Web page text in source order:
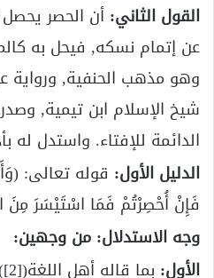
القول الثاني: أن الحصر
عن إتمام نسكه, فيحل به
وهو مذهب الحنفية, ورواية
شيخ الإسلام ابن تيمية,
الدائمة للإفتاء. واستدل له
الدليل الأول: قوله تعالى:
فَإِنْ أُحْصِرْتُمْ فَمَا اسْتَيْسَرَ مِنَ
وجه الاستدلال: من وجهين:
الأول: بما قاله أهل اللغة([2]